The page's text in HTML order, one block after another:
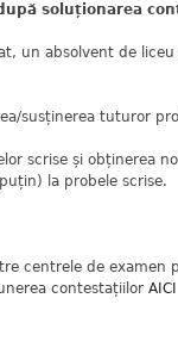
soluționarea
un absolvent de
susținerea tuturor
scrise și obținerea
la probele scrise.
centrele de examen
contestațiilor AICI